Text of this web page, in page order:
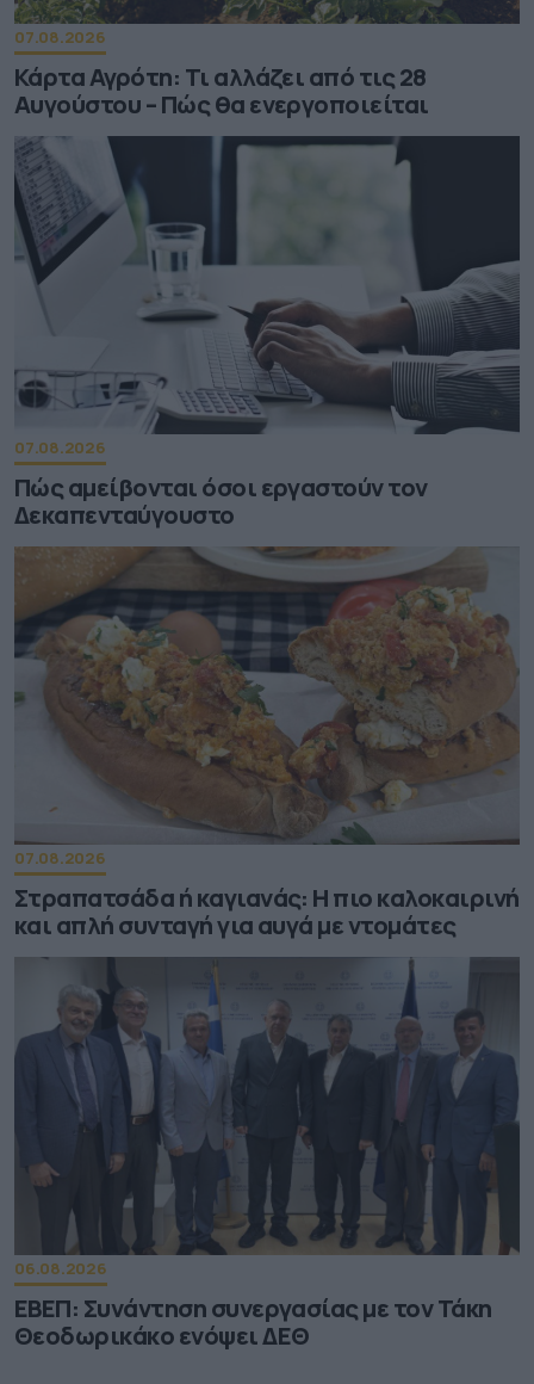
07.08.2026
Κάρτα Αγρότη: Τι αλλάζει από τις 28
Αυγούστου – Πώς θα ενεργοποιείται
07.08.2026
Πώς αμείβονται όσοι εργαστούν τον
Δεκαπενταύγουστο
07.08.2026
Στραπατσάδα ή καγιανάς: Η πιο καλοκαιρινή
και απλή συνταγή για αυγά με ντομάτες
06.08.2026
ΕΒΕΠ: Συνάντηση συνεργασίας με τον Τάκη
Θεοδωρικάκο ενόψει ΔΕΘ